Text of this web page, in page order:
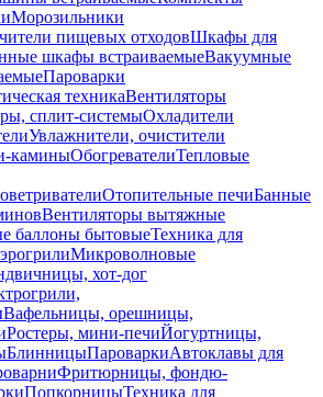
Морозильники
пищевых отходовШкафы для
шкафы встраиваемыеВакуумные
Пароварки
техникаВентиляторы
сплит-системыОхладители
Увлажнители, очистители
каминыОбогревателиТепловые
Отопительные печиБанные
Вентиляторы вытяжные
баллоны бытовыеТехника для
Микроволновые
хот-дог
Вафельницы, орешницы,
Ростеры, мини-печиЙогуртницы,
БлинницыПароваркиАвтоклавы для
Фритюрницы, фондю-
ПопкорницыТехника для